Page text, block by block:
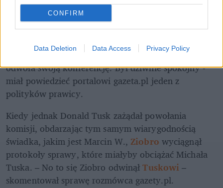
CONFIRM
Data Deletion Data Access Privacy Policy
pod Warszawą (Janówek Pierwszy) |
Ziobro obawiał się tylko tego, że Donald Tusk
odwoła swoją konferencję. Był dziwnie spokojny -
miał powiedzieć portalowi gazeta.pl jeden z
polityków prawicy.
Kiedy jednak Donald Tusk zażądał powołania
komisji, obdarzając tym samym wiarygodnością
świadka, jakim jest Marcin W., Ziobro wyciągnął
protokoły sprawy, które miałyby obciążać Michała
Tuska. – No to się Ziobro odwinął Tuskowi –
skomentował sprawę rozmówca gazety.pl.